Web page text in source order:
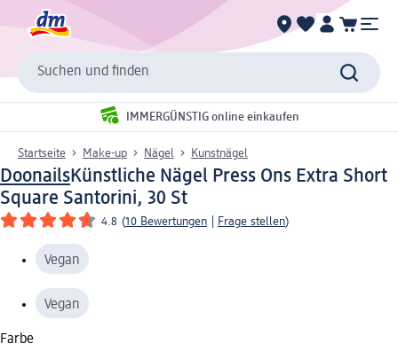
Suchen und finden
IMMERGÜNSTIG online einkaufen
Startseite Make-up Nägel Kunstnägel
DoonailsKünstliche Nägel Press Ons Extra Short
Square Santorini, 30 St
4.8 (10 Bewertungen Frage stellen)
Vegan
Vegan
Farbe